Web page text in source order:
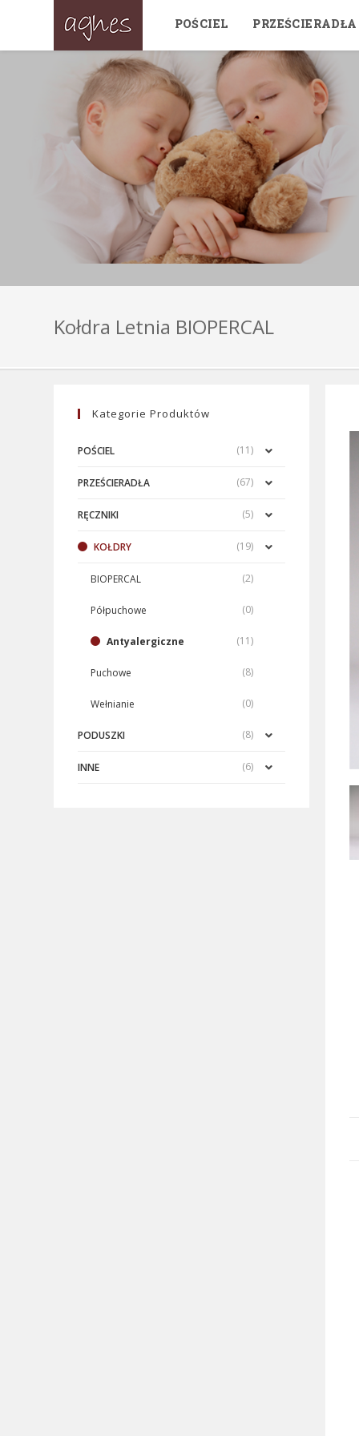
POŚCIEL PRZEŚCIERADŁA
Kołdra Letnia BIOPERCAL
Kategorie Produktów
POŚCIEL (11)
PRZEŚCIERADŁA (67)
RĘCZNIKI (5)
KOŁDRY (19)
BIOPERCAL (2)
Półpuchowe (0)
Antyalergiczne (11)
Puchowe (8)
Wełnianie (0)
PODUSZKI (8)
INNE (6)